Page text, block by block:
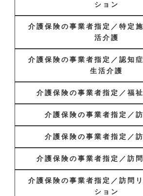
ション
介護保険の事業者指定／特定
活介護
介護保険の事業者指定／認知
生活介護
介護保険の事業者指定／福
介護保険の事業者指定／
介護保険の事業者指定／
介護保険の事業者指定／訪
介護保険の事業者指定／訪問
ション